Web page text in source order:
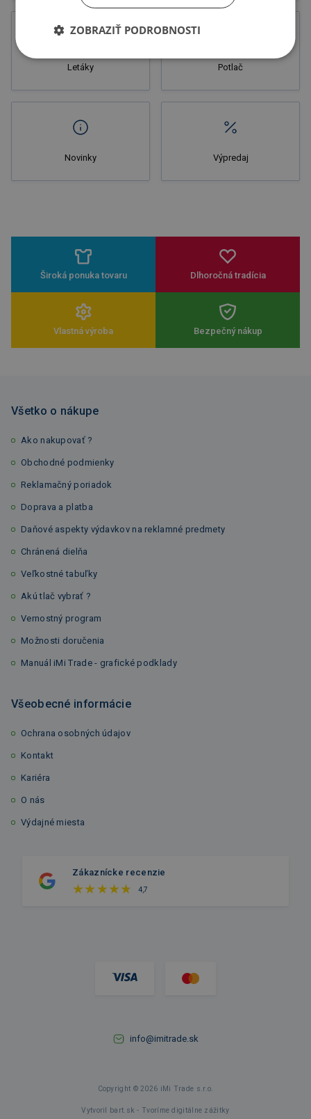
Letáky Potlač
Novinky Výpredaj
Široká ponuka tovaru Dlhoročná tradícia
Vlastná výroba Bezpečný nákup
Všetko o nákupe
Ako nakupovať ?
Obchodné podmienky
Reklamačný poriadok
Doprava a platba
Daňové aspekty výdavkov na reklamné predmety
Chránená dielňa
Veľkostné tabuľky
Akú tlač vybrať ?
Vernostný program
Možnosti doručenia
Manuál iMi Trade - grafické podklady
Všeobecné informácie
Ochrana osobných údajov
Kontakt
Kariéra
O nás
Výdajné miesta
Zákaznícke recenzie
4,7
info@imitrade.sk
Copyright © 2026 iMi Trade s.r.o.
Vytvoril bart.sk - Tvoríme digitálne zážitky
ZOBRAZIŤ PODROBNOSTI